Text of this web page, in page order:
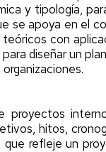
y tipología,
se apoya en el
con
diseñar un
hitos,
que refleje un